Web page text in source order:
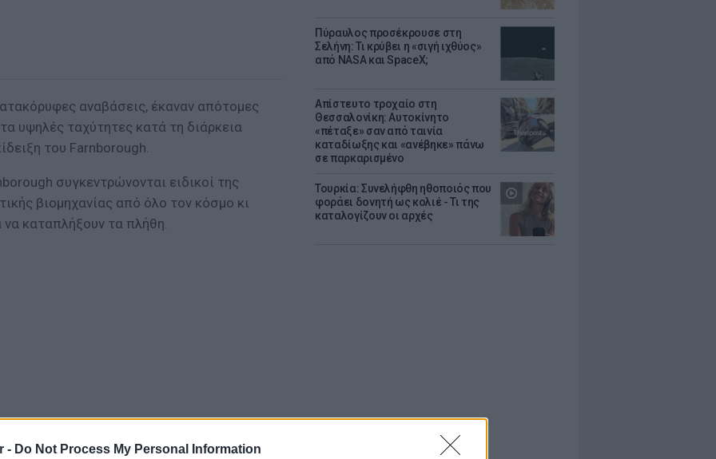
- Do Not Process My Personal Information
Πύραυλος προσέκρουσε στη
Σελήνη: Τι κρύβει η «σιγή ιχθύος»
από NASA και SpaceX;
Απίστευτο τροχαίο στη
Θεσσαλονίκη: Αυτοκίνητο
«πέταξε» σαν από ταινία
καταδίωξης και «ανέβηκε» πάνω
σε παρκαρισμένο
Τουρκία: Συνελήφθη ηθοποιός που
φοράει δoνητή ως κολιέ - Τι της
καταλογίζουν οι αρχές
αναβάσεις, έκαναν απότομες
υψηλές ταχύτητες κατά τη διάρκεια
του Farnborough.
συγκεντρώνονται ειδικοί της
βιομηχανίας από όλο τον κόσμο κι
να καταπλήξουν τα πλήθη.